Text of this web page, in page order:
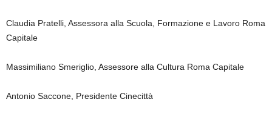
Claudia Pratelli, Assessora alla Scuola, Formazione e Lavoro Roma
Capitale
Massimiliano Smeriglio, Assessore alla Cultura Roma Capitale
Antonio Saccone, Presidente Cinecittà